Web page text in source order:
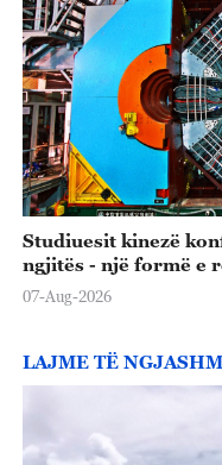
Studiuesit kinezë
ngjitës - një formë e
07-Aug-2026
LAJME TË